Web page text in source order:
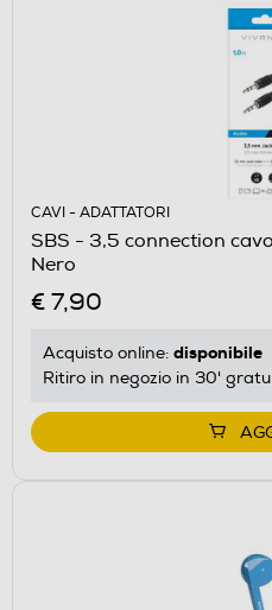
CAVI - ADATTATORI
SBS - 3,5 connection
Nero
€ 7,90
Acquisto online: disponibile
Ritiro in negozio in 30'